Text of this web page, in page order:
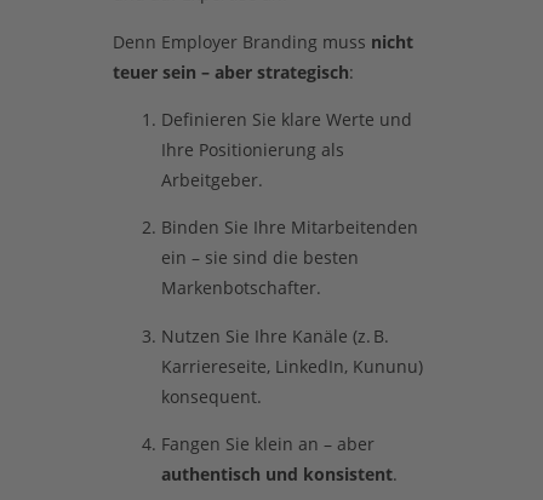
Denn Employer Branding muss nicht
teuer sein – aber strategisch:
Definieren Sie klare Werte und
Ihre Positionierung als
Arbeitgeber.
Binden Sie Ihre Mitarbeitenden
ein – sie sind die besten
Markenbotschafter.
Nutzen Sie Ihre Kanäle (z. B.
Karriereseite, LinkedIn, Kununu)
konsequent.
Fangen Sie klein an – aber
authentisch und konsistent.